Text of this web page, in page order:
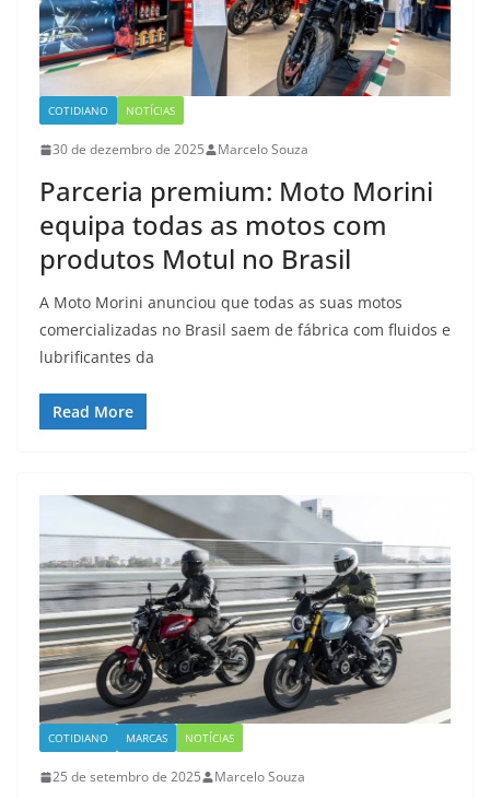
COTIDIANO NOTÍCIAS
30 de dezembro de 2025 Marcelo Souza
Parceria premium: Moto Morini
equipa todas as motos com
produtos Motul no Brasil
A Moto Morini anunciou que todas as suas motos
comercializadas no Brasil saem de fábrica com fluidos e
lubrificantes da
Read More
COTIDIANO MARCAS NOTÍCIAS
25 de setembro de 2025 Marcelo Souza